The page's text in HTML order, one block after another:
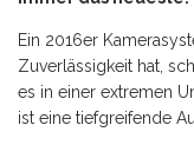
Ein 2016er
Zuverlässigkeit hat,
es in einer extremen
ist eine tiefgreifende